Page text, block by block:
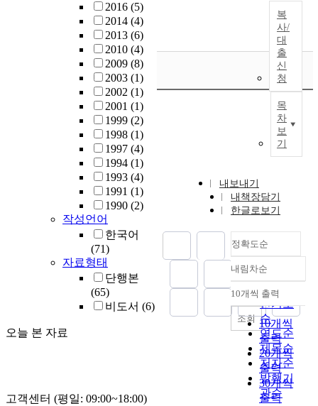
2016 (5)
2014 (4)
2013 (6)
2010 (4)
2009 (8)
2003 (1)
2002 (1)
2001 (1)
1999 (2)
1998 (1)
1997 (4)
1994 (1)
1993 (4)
1991 (1)
1990 (2)
작성언어
한국어
(71)
자료형태
단행본
(65)
비도서 (6)
오늘 본 자료
복
사/
대
출
신
청
목
차
보
기
내보내기
내책장담기
한글로보기
정확도순
정확도
순
인기도
순
연도순
제목순
저자순
발행기
관순
내림차순
내림차순
10개씩 출력
10개씩
출력
20개씩
출력
30개씩
출력
조회
고객센터 (평일: 09:00~18:00)